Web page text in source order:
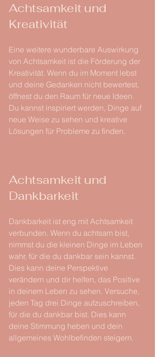
Achtsamkeit und
Kreativität
Eine weitere wunderbare Auswirkung
von Achtsamkeit ist die Förderung der
Kreativität. Wenn du im Moment lebst
und deine Gedanken nicht bewertest,
öffnest du den Raum für neue Ideen.
Du kannst inspiriert werden, Dinge auf
neue Weise zu sehen und kreative
Lösungen für Probleme zu finden.
Achtsamkeit und
Dankbarkeit
Dankbarkeit ist eng mit Achtsamkeit
verbunden. Wenn du achtsam bist,
nimmst du die kleinen Dinge im Leben
wahr, für die du dankbar sein kannst.
Dies kann deine Perspektive
verändern und dir helfen, das Positive
in deinem Leben zu sehen. Versuche,
jeden Tag drei Dinge aufzuschreiben,
für die du dankbar bist. Dies kann
deine Stimmung heben und dein
allgemeines Wohlbefinden steigern.